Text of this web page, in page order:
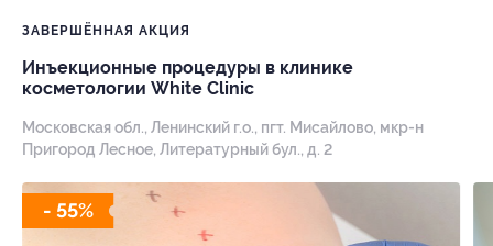
ЗАВЕРШЁННАЯ АКЦИЯ
Инъекционные процедуры в клинике
косметологии White Clinic
Московская обл., Ленинский г.о., пгт. Мисайлово, мкр-н
Пригород Лесное, Литературный бул., д. 2
- 55%